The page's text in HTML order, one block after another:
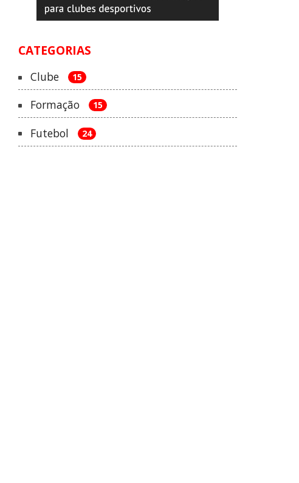
CATEGORIAS
Clube 15
Formação 15
Futebol 24